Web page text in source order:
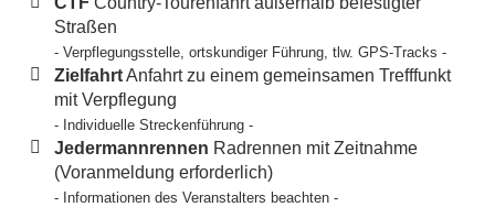
Straßen
- Verpflegungsstelle, ortskundiger Führung, tlw. GPS-Tracks -
ZielfahrtAnfahrt zu einem gemeinsamen Trefffunkt
mit Verpflegung
- Individuelle Streckenführung -
Jedermannrennen Radrennen mit Zeitnahme
(Voranmeldung erforderlich)
- Informationen des Veranstalters beachten -